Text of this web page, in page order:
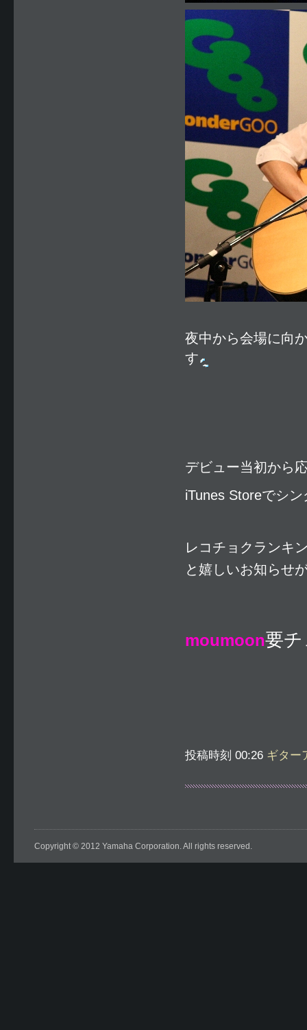
夜中から会場に向
す
デビュー当初から
iTunes Storeでシ
レコチョクランキ
と嬉しいお知らせ
moumoon要
投稿時刻 00:26 ギター
Copyright © 2012 Yamaha Corporation. All rights reserved.